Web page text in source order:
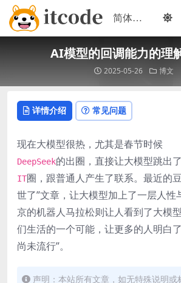
AI模型的回调能力的理
2025-05-26 博文
详情介绍 常见问题
现在大模型很热，尤其是春节时候
DeepSeek的出圈，直接让大模型跳出了
IT圈，跟普通人产生了联系。最近的
世了”文章，让大模型加上了一层人性
京的机器人马拉松则让人看到了大模
们生活的一个可能，让更多的人明白
尚未流行”。
声明：本站所有文章，如无特殊说明或